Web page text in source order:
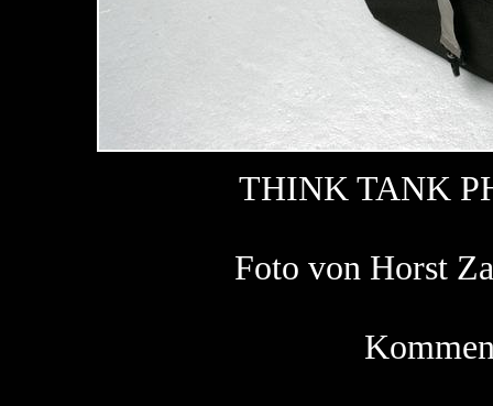
THINK TANK
Foto von Horst